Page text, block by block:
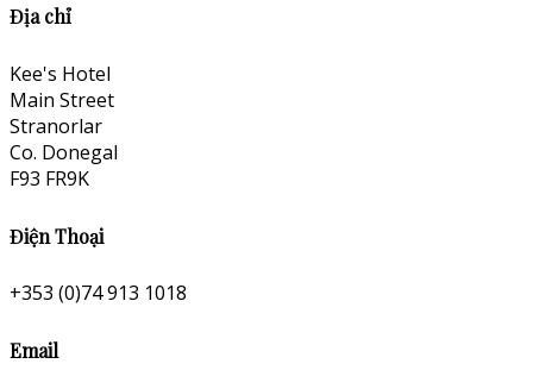
Địa chỉ
Kee's Hotel
Main Street
Stranorlar
Co. Donegal
F93 FR9K
Điện Thoại
+353 (0)74 913 1018
Email